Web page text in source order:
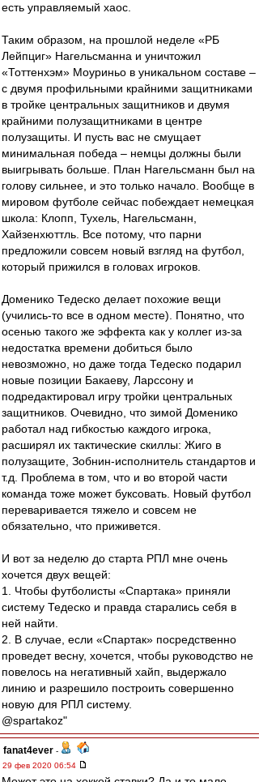
есть управляемый хаос.
Таким образом, на прошлой неделе «РБ
Лейпциг» Нагельсманна и уничтожил
«Тоттенхэм» Моуриньо в уникальном составе –
с двумя профильными крайними защитниками
в тройке центральных защитников и двумя
крайними полузащитниками в центре
полузащиты. И пусть вас не смущает
минимальная победа – немцы должны были
выигрывать больше. План Нагельсманн был на
голову сильнее, и это только начало. Вообще в
мировом футболе сейчас побеждает немецкая
школа: Клопп, Тухель, Нагельсманн,
Хайзенхюттль. Все потому, что парни
предложили совсем новый взгляд на футбол,
который прижился в головах игроков.
Доменико Тедеско делает похожие вещи
(учились-то все в одном месте). Понятно, что
осенью такого же эффекта как у коллег из-за
недостатка времени добиться было
невозможно, но даже тогда Тедеско подарил
новые позиции Бакаеву, Ларссону и
подредактировал игру тройки центральных
защитников. Очевидно, что зимой Доменико
работал над гибкостью каждого игрока,
расширял их тактические скиллы: Жиго в
полузащите, Зобнин-исполнитель стандартов и
т.д. Проблема в том, что и во второй части
команда тоже может буксовать. Новый футбол
переваривается тяжело и совсем не
обязательно, что приживется.
И вот за неделю до старта РПЛ мне очень
хочется двух вещей:
1. Чтобы футболисты «Спартака» приняли
систему Тедеско и правда старались себя в
ней найти.
2. В случае, если «Спартак» посредственно
проведет весну, хочется, чтобы руководство не
повелось на негативный хайп, выдержало
линию и разрешило построить совершенно
новую для РПЛ систему.
@spartakoz"
fanat4ever -
29 фев 2020 06:54